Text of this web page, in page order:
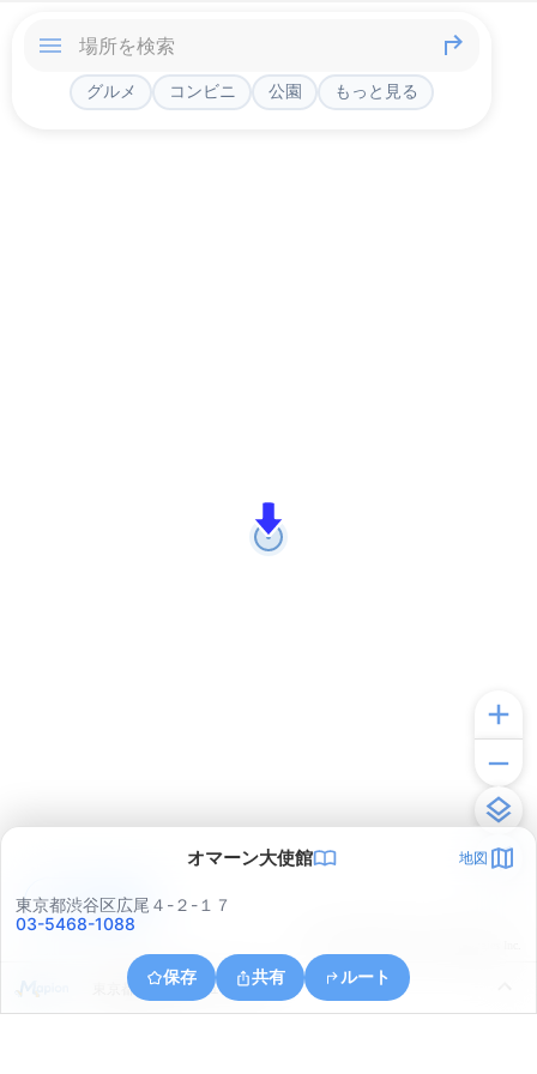
グルメ コンビニ 公園 もっと見る
オマーン大使館 地図
東京都渋谷区広尾４-２-１７
03-5468-1088
保存 共有 ルート
東京都港区六本木１丁目８
アプリで見る